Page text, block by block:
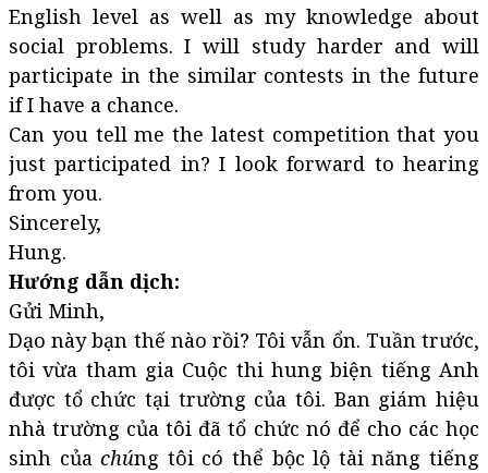
English level as well as my knowledge about
social problems. I will study harder and will
participate in the similar contests in the future
if I have a chance.
Can you tell me the latest competition that you
just participated in? I look forward to hearing
from you.
Sincerely,
Hung.
Hướng dẫn dịch:
Gửi Minh,
Dạo này bạn thế nào rồi? Tôi vẫn ổn. Tuần trước,
tôi vừa tham gia Cuộc thi hung biện tiếng Anh
được tổ chức tại trường của tôi. Ban giám hiệu
nhà trường của tôi đã tổ chức nó để cho các học
sinh củachúng tôi có thể bộc lộ tài năng tiếng